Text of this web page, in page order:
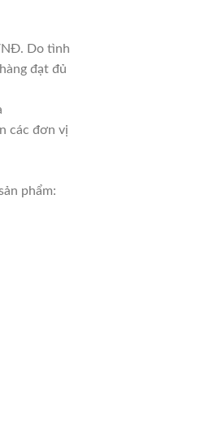
Do tình
đạt đủ
các đơn vị
phẩm: